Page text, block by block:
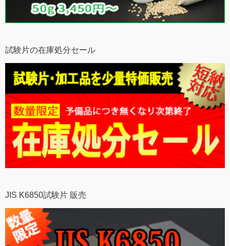
試験片の在庫処分セール
JIS K6850試験片 販売